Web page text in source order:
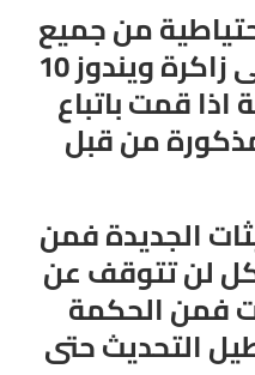
من جميع
بياناتك المهمةعلى زاكرة ويندوز 10
اذا قمت باتباع
من قبل
الجديدة فمن
لن تتوقف عن
فمن الحكمة
التحديث حتى